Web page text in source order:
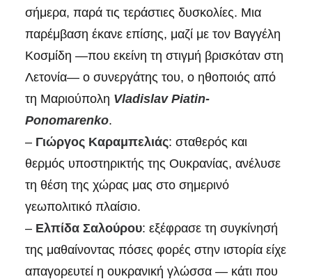
σήμερα, παρά τις τεράστιες δυσκολίες. Μια
παρέμβαση έκανε επίσης, μαζί με τον Βαγγέλη
Κοσμίδη —που εκείνη τη στιγμή βρισκόταν στη
Λετονία— ο συνεργάτης του, ο ηθοποιός από
τη Μαριούπολη Vladislav Piatin-
Ponomarenko.
– Γιώργος Καραμπελιάς: σταθερός και
θερμός υποστηρικτής της Ουκρανίας, ανέλυσε
τη θέση της χώρας μας στο σημερινό
γεωπολιτικό πλαίσιο.
– Ελπίδα Σαλούρου: εξέφρασε τη συγκίνησή
της μαθαίνοντας πόσες φορές στην ιστορία είχε
απαγορευτεί η ουκρανική γλώσσα — κάτι που